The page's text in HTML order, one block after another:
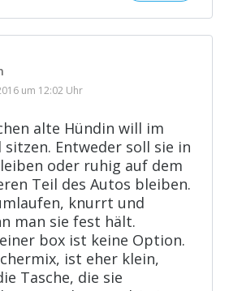
um 12:02 Uhr
alte Hündin will im
Entweder soll sie in
oder ruhig auf dem
Teil des Autos bleiben.
knurrt und
man sie fest hält.
box ist keine Option.
ist eher klein,
Tasche, die sie